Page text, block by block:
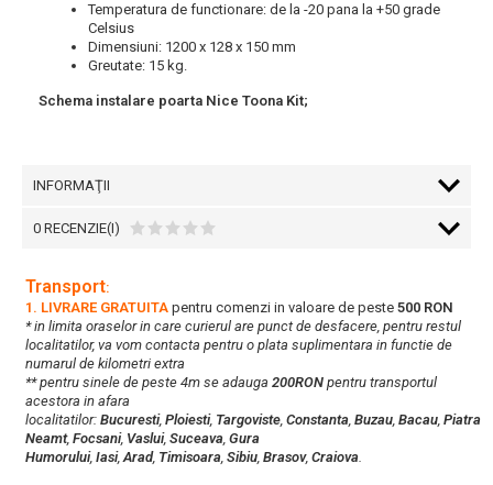
Temperatura de functionare: de la -20 pana la +50 grade
Celsius
Dimensiuni: 1200 x 128 x 150 mm
Greutate: 15 kg.
Schema instalare poarta Nice Toona Kit;
INFORMAŢII
0 RECENZIE(I)
Transport:
1. LIVRARE GRATUITA pentru comenzi in valoare de peste 500 RON
* in limita oraselor in care curierul are punct de desfacere, pentru restul
localitatilor, va vom contacta pentru o plata suplimentara in functie de
numarul de kilometri extra
** pentru sinele de peste 4m se adauga 200RON pentru transportul
acestora in afara
localitatilor: Bucuresti, Ploiesti, Targoviste, Constanta, Buzau, Bacau, Piatra
Neamt, Focsani, Vaslui, Suceava, Gura
Humorului, Iasi,Arad, Timisoara, Sibiu, Brasov, Craiova.